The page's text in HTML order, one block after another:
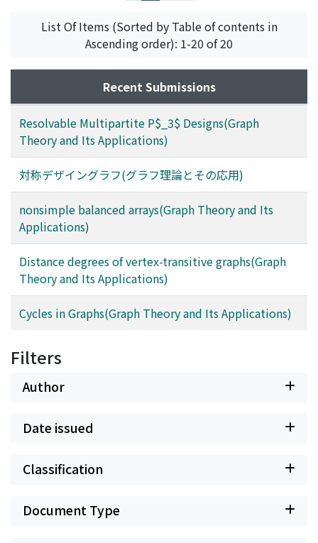
List Of Items (Sorted by Table of contents in
Ascending order): 1-20 of 20
Recent Submissions
Resolvable Multipartite P$_3$ Designs(Graph
Theory and Its Applications)
対称デザイングラフ(グラフ理論とその応用)
nonsimple balanced arrays(Graph Theory and Its
Applications)
Distance degrees of vertex-transitive graphs(Graph
Theory and Its Applications)
Cycles in Graphs(Graph Theory and Its Applications)
Filters
Author
Date issued
Classification
Document Type